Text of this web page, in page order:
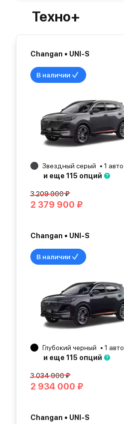
Техно+
Changan • UNI-S
В наличии
Звездный серый 1 авто
и еще 115 опций
3 209 900 ₽
2 379 900 ₽
Changan • UNI-S
В наличии
Глубокий черный 1 авто
и еще 115 опций
3 034 900 ₽
2 934 000 ₽
Changan • UNI-S